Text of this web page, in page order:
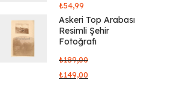
₺54,99
Askeri Top Arabası
Resimli Şehir
Fotoğrafı
₺189,00
₺149,00